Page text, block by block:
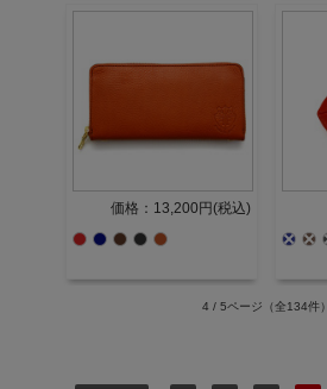
価格：13,200円(税込)
4 / 5ページ （全134件）